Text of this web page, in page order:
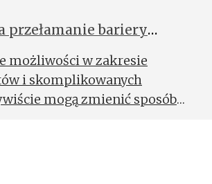
przełamanie bariery
możliwości w zakresie
i skomplikowanych
mogą zmienić sposób